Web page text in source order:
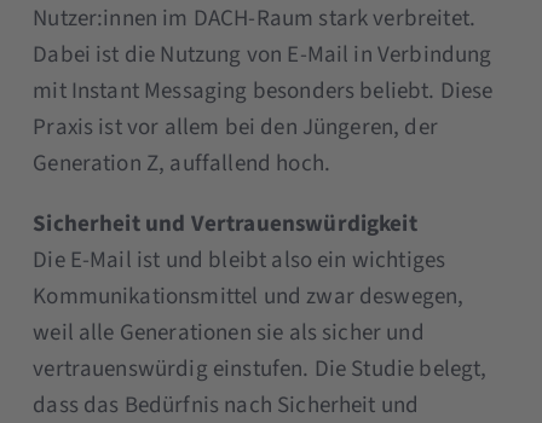
Nutzer:innen im DACH-Raum stark verbreitet.
Dabei ist die Nutzung von E-Mail in Verbindung
mit Instant Messaging besonders beliebt. Diese
Praxis ist vor allem bei den Jüngeren, der
Generation Z, auffallend hoch.
Sicherheit und Vertrauenswürdigkeit
Die E-Mail ist und bleibt also ein wichtiges
Kommunikationsmittel und zwar deswegen,
weil alle Generationen sie als sicher und
vertrauenswürdig einstufen. Die Studie belegt,
dass das Bedürfnis nach Sicherheit und